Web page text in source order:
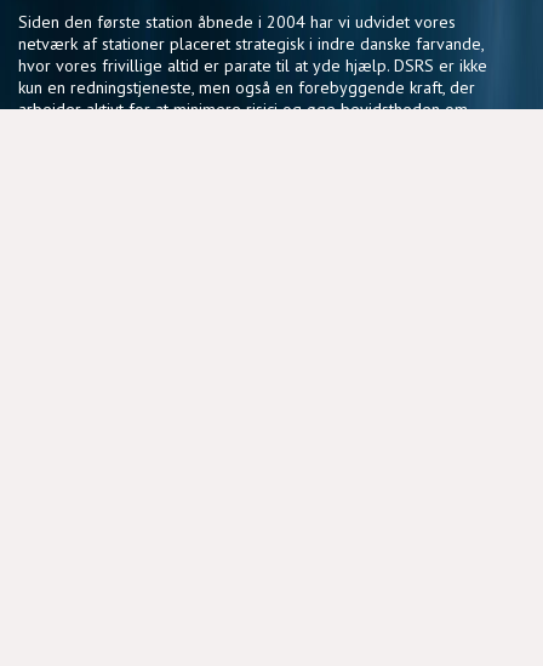
Siden den første station åbnede i 2004 har vi udvidet vores
netværk af stationer placeret strategisk i indre danske farvande,
hvor vores frivillige altid er parate til at yde hjælp. DSRS er ikke
kun en redningstjeneste, men også en forebyggende kraft, der
arbejder aktivt for at minimere risici og øge bevidstheden om